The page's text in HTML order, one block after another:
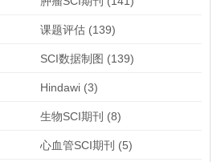
课题评估 (139)
SCI数据制图 (139)
Hindawi (3)
生物SCI期刊 (8)
心血管SCI期刊 (5)